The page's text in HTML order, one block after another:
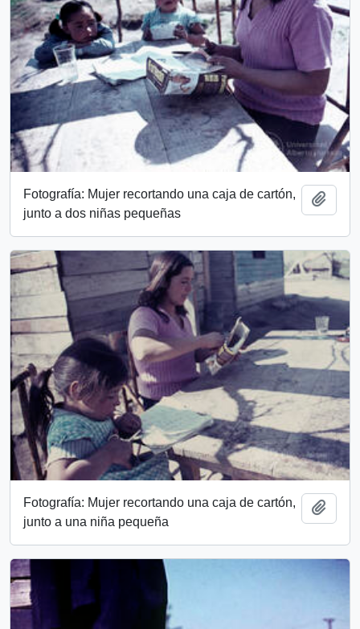
Fotografía: Mujer recortando una caja de cartón,
junto a dos niñas pequeñas
Fotografía: Mujer recortando una caja de cartón,
junto a una niña pequeña